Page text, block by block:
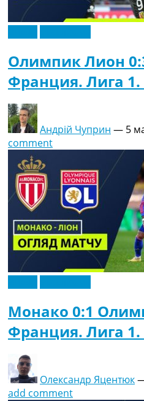
Олимпик Лион
Франция. Лига
Андрій Чуприн — 5
comment
Монако 0:1
Франция. Лига
Олександр Яцентюк
add comment